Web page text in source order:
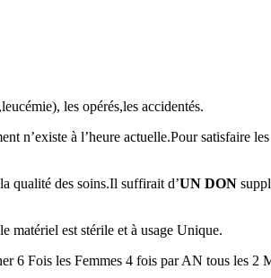
les opérés,les accidentés.
n’existe à l’heure actuelle.Pour satisfaire
qualité des soins.Il suffirait d’UN DON
est stérile et à usage Unique.
les Femmes 4 fois par AN tous les 2